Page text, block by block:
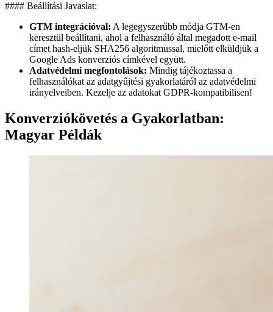
#### Beállítási Javaslat:
GTM integrációval: A legegyszerűbb módja GTM-en
keresztül beállítani, ahol a felhasználó által megadott e-mail
címet hash-eljük SHA256 algoritmussal, mielőtt elküldjük a
Google Ads konverziós címkével együtt.
Adatvédelmi megfontolások: Mindig tájékoztassa a
felhasználókat az adatgyűjtési gyakorlatáról az adatvédelmi
irányelveiben. Kezelje az adatokat GDPR-kompatibilisen!
Konverziókövetés a Gyakorlatban:
Magyar Példák